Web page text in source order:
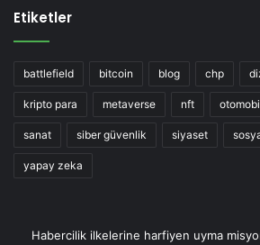
Etiketler
battlefield bitcoin blog chp
kripto para metaverse nft
sanat siber güvenlik siyaset
yapay zeka
Habercilik ilkelerine harfiyen uyma